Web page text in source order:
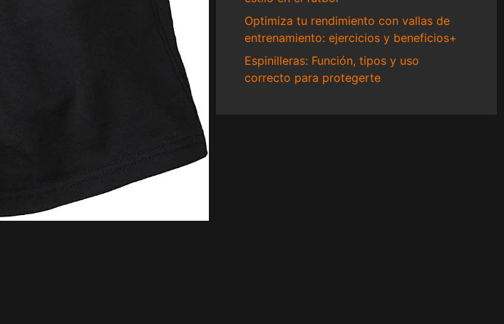
Optimiza tu rendimiento con vallas de
entrenamiento: ejercicios y beneficios+
Espinilleras: Función, tipos y uso
correcto para protegerte